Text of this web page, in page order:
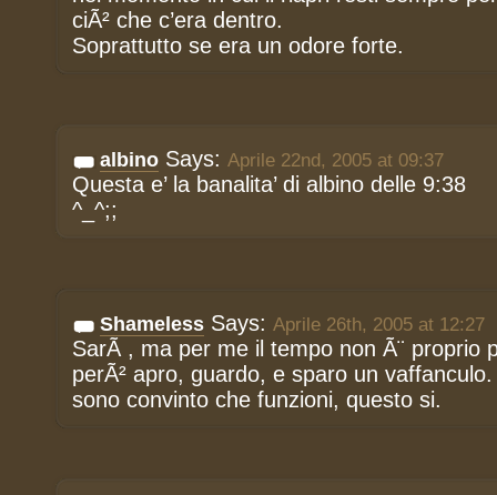
ciÃ² che c’era dentro.
Soprattutto se era un odore forte.
albino Says: Aprile 22nd, 2005 at 09:37
Questa e’ la banalita’ di albino delle 9:38
^_^;;
Shameless Says: Aprile 26th, 2005 at 12:27
SarÃ , ma per me il tempo non Ã¨ proprio
perÃ² apro, guardo, e sparo un
sono convinto che funzioni, questo si.